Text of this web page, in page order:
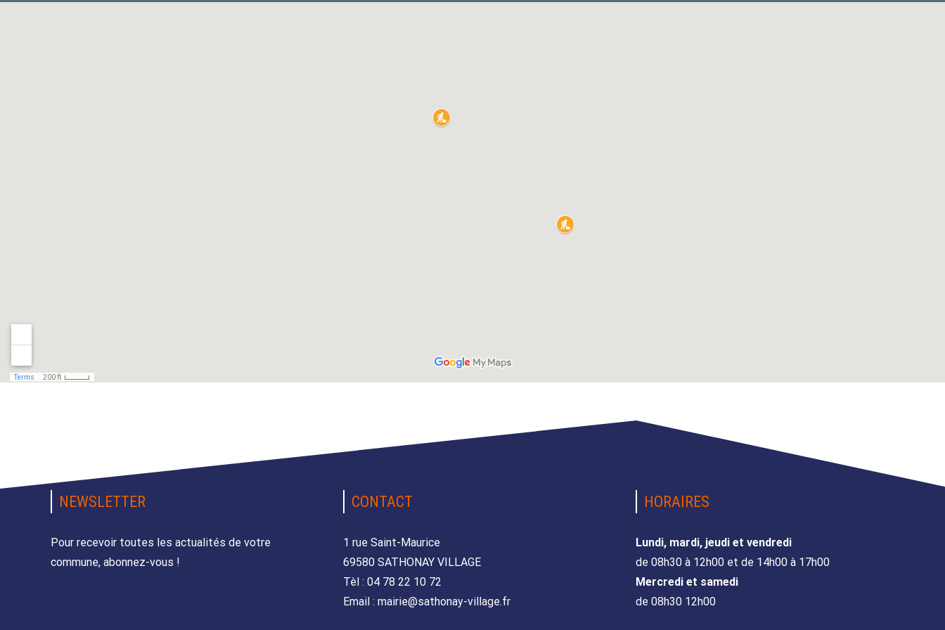
NEWSLETTER
Pour recevoir toutes les actualités de votre
commune, abonnez-vous !
CONTACT
1 rue Saint-Maurice
69580 SATHONAY VILLAGE
Tèl : 04 78 22 10 72
Email : mairie@sathonay-village.fr
HORAIRES
Lundi, mardi, jeudi et vendredi
de 08h30 à 12h00 et de 14h00 à 17h00
Mercredi et samedi
de 08h30 12h00